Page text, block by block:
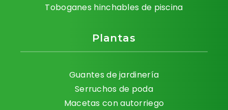
Toboganes hinchables de piscina
Plantas
Guantes de jardinería
Serruchos de poda
Macetas con autorriego